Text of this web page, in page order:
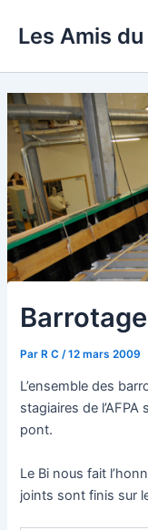
Les Amis
ParR C /12 mars 2009
L’ensemble des
stagiaires de
pont.
Le Bi nous fait
joints sont finis sur